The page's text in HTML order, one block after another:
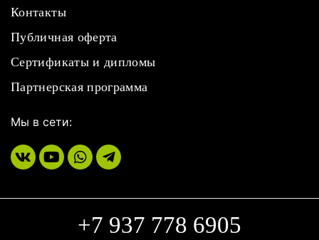
Контакты
Публичная оферта
Сертификаты и дипломы
Партнерская программа
Мы в сети:
+7 937 778 6905